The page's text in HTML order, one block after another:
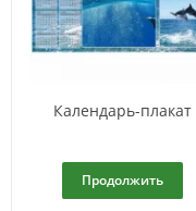
Календарь-плакат
Продолжить